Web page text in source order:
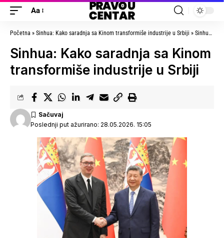
Aa
Početna » Sinhua: Kako saradnja sa Kinom transformiše industrije u Srbiji » Sinhua: Kako saradnja sa Kinom transformiše industrije u Srbiji
Sinhua: Kako saradnja sa Kinom
transformiše industrije u Srbiji
Poslednji put ažurirano: 28.05.2026. 15:05